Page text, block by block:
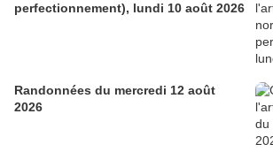
perfectionnement), lundi 10 août 2026
Randonnées du mercredi 12 août
2026